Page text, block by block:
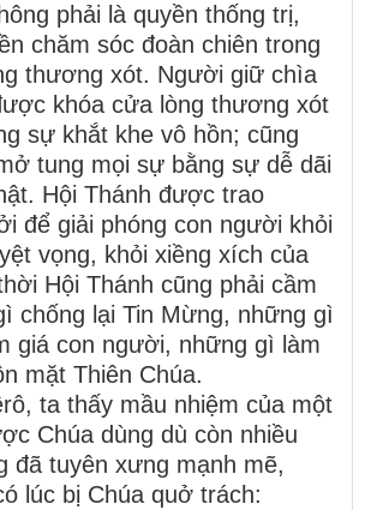
phải là quyền thống trị,
chăm sóc đoàn chiên trong
thương xót. Người giữ chìa
khóa cửa lòng thương xót
sự khắt khe vô hồn; cũng
tung mọi sự bằng sự dễ dãi
Hội Thánh được trao
để giải phóng con người khỏi
vọng, khỏi xiềng xích của
Hội Thánh cũng phải cầm
chống lại Tin Mừng, những gì
giá con người, những gì làm
mặt Thiên Chúa.
ta thấy mầu nhiệm của một
Chúa dùng dù còn nhiều
đã tuyên xưng mạnh mẽ,
lúc bị Chúa quở trách: